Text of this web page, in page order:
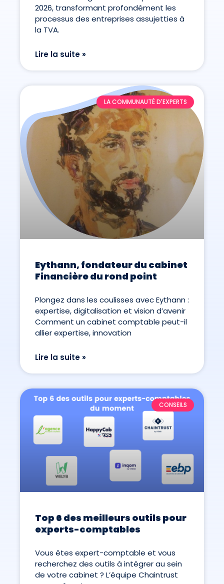
2026, transformant profondément les
processus des entreprises assujetties à
la TVA.
Lire la suite »
LA COMMUNAUTÉ D'EXPERTS
Eythann, fondateur du cabinet
Financière du rond point
Plongez dans les coulisses avec Eythann :
expertise, digitalisation et vision d’avenir
Comment un cabinet comptable peut-il
allier expertise, innovation
Lire la suite »
CONSEILS
Top 6 des meilleurs outils pour
experts-comptables
Vous êtes expert-comptable et vous
recherchez des outils à intégrer au sein
de votre cabinet ? L’équipe Chaintrust